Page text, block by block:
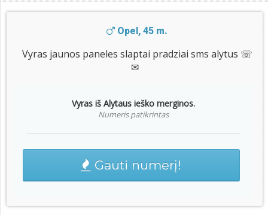
Opel, 45 m.
Vyras jaunos paneles slaptai pradziai sms alytus ☏
✉
Vyras iš Alytaus ieško merginos.
Numeris patikrintas
Gauti numerį!